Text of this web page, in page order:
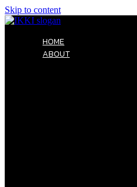
Skip to content
HOME
ABOUT